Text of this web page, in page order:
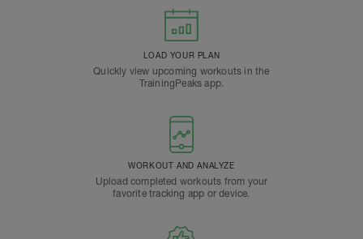
LOAD YOUR PLAN
Quickly view upcoming workouts in the
TrainingPeaks app.
WORKOUT AND ANALYZE
Upload completed workouts from your
favorite tracking app or device.